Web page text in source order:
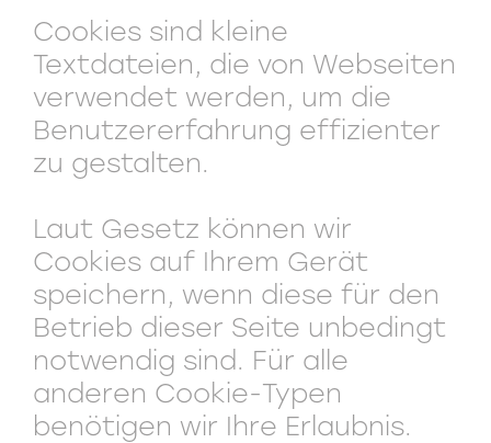
Cookies sind kleine
Textdateien, die von Webseiten
verwendet werden, um die
Benutzererfahrung effizienter
zu gestalten.
Laut Gesetz können wir
Cookies auf Ihrem Gerät
speichern, wenn diese für den
Betrieb dieser Seite unbedingt
notwendig sind. Für alle
anderen Cookie-Typen
benötigen wir Ihre Erlaubnis.